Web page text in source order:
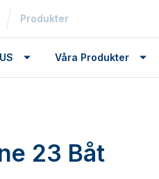
Produkter
Våra Produkter
23 Båt